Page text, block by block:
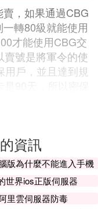
，如果通過CBG
轉80級就能使用
才能使用CBG交
號是將軍令的使
用戶，並且達到規
基本上情況就是
怎樣的
（或直接登錄AP
資訊
版為什麼不能進入手機
伺服器
世界ios正版伺服器
里雲伺服器防毒